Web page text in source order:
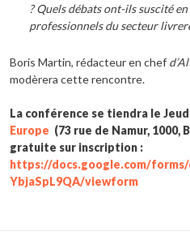
? Quels débats ont-ils suscité
professionnels du secteur
Boris Martin, rédacteur en chef
modèrera cette rencontre.
La conférence se tiendra le
Europe (73 rue de Namur, 1000,
gratuite sur inscription :
https://docs.google.com/forms/
YbjaSpL9QA/viewform